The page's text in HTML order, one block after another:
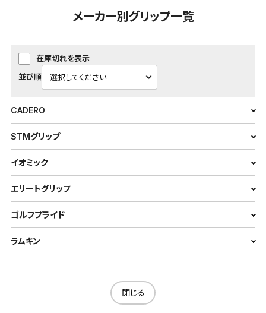
メーカー別グリップ一覧
在庫切れを表示
並び順
CADERO
STMグリップ
イオミック
エリートグリップ
ゴルフプライド
ラムキン
閉じる